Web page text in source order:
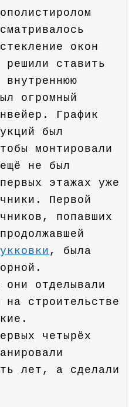
окон
ставить
огромный
График
был
монтировали
не был
этажах уже
Первой
попавших
, была
они отделывали
строительстве
четырёх
лет, а сделали